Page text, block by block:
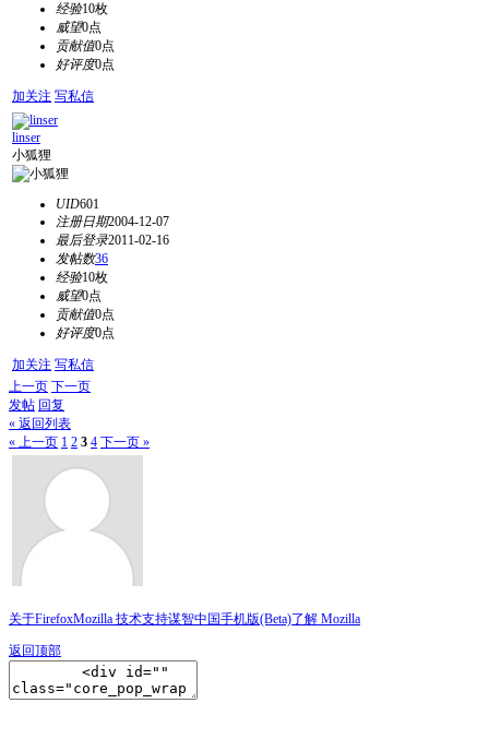
经验10枚
威望0点
贡献值0点
好评度0点
加关注 写私信
linser
小狐狸
UID601
注册日期2004-12-07
最后登录2011-02-16
发帖数36
经验10枚
威望0点
贡献值0点
好评度0点
加关注 写私信
上一页 下一页
发帖 回复
« 返回列表
« 上一页 1 2 3 4 下一页 »
关于FirefoxMozilla 技术支持谋智中国手机版(Beta)了解 Mozilla
返回顶部